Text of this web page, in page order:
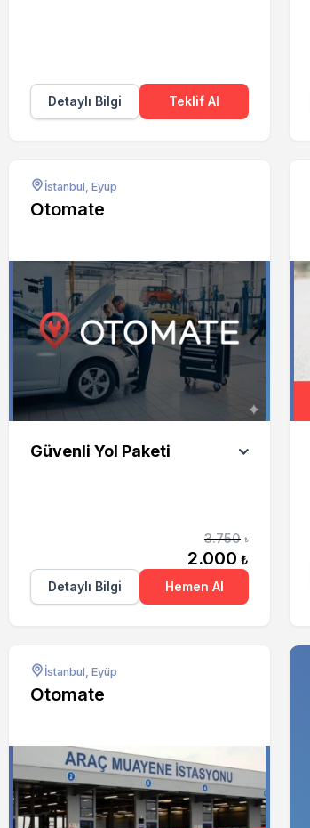
Detaylı Bilgi Teklif Al
İstanbul, Eyüp
Otomate
Güvenli Yol Paketi
3.750 ₺
2.000 ₺
Detaylı Bilgi
Hemen Al
İstanbul, Eyüp
Otomate